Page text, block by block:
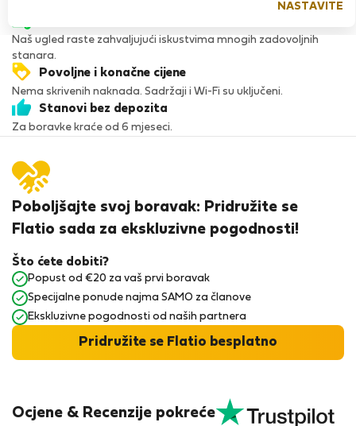
NASTAVITE
Naš ugled raste zahvaljujući iskustvima mnogih zadovoljnih
stanara.
Povoljne i konačne cijene
Nema skrivenih naknada. Sadržaji i Wi-Fi su uključeni.
Stanovi bez depozita
Za boravke kraće od 6 mjeseci.
Ocjene & Recenzije pokreće
Poboljšajte svoj boravak: Pridružite se
Flatio sada za ekskluzivne pogodnosti!
Što ćete dobiti?
Popust od €20 za vaš prvi boravak
Specijalne ponude najma SAMO za članove
Ekskluzivne pogodnosti od naših partnera
Pridružite se Flatio besplatno